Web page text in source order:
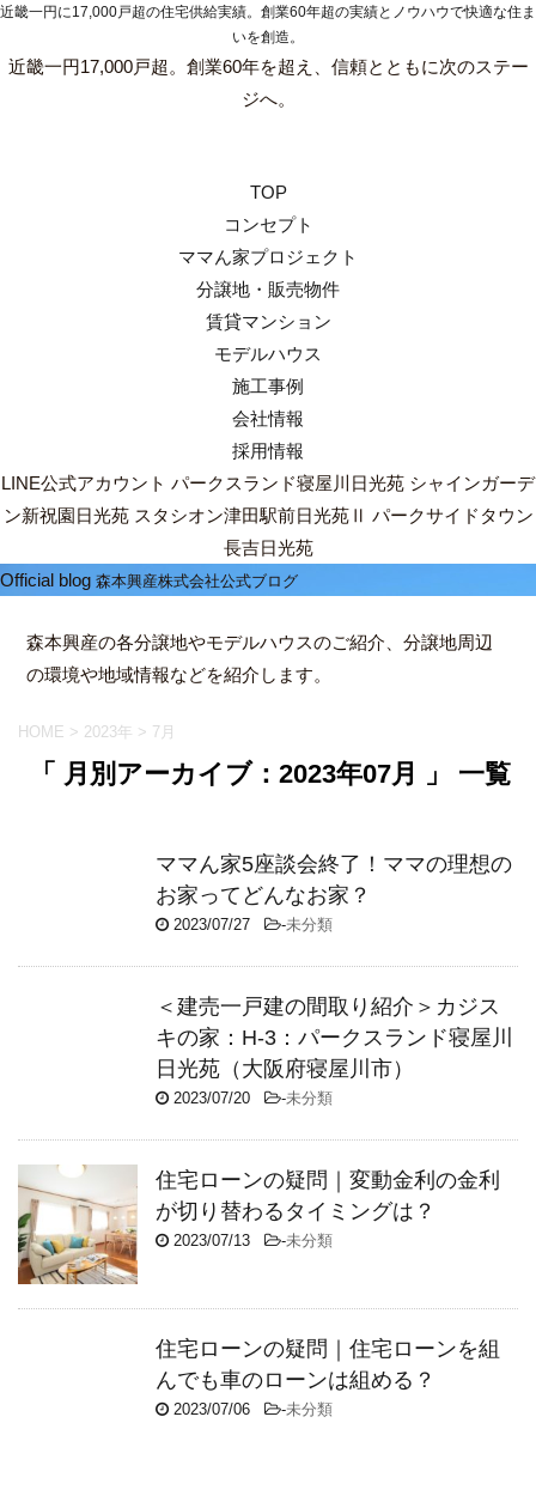
近畿一円に17,000戸超の住宅供給実績。創業60年超の実績とノウハウで快適な住ま
いを創造。
近畿一円17,000戸超。創業60年を超え、信頼とともに次のステー
ジへ。
TOP
コンセプト
ママん家プロジェクト
分譲地・販売物件
賃貸マンション
モデルハウス
施工事例
会社情報
採用情報
LINE公式アカウント パークスランド寝屋川日光苑 シャインガーデ
ン新祝園日光苑 スタシオン津田駅前日光苑Ⅱ パークサイドタウン
長吉日光苑
Official blog 森本興産株式会社公式ブログ
森本興産の各分譲地やモデルハウスのご紹介、分譲地周辺
の環境や地域情報などを紹介します。
HOME > 2023年 > 7月
「 月別アーカイブ：2023年07月 」 一覧
ママん家5座談会終了！ママの理想の
お家ってどんなお家？
2023/07/27 -未分類
＜建売一戸建の間取り紹介＞カジス
キの家：H-3：パークスランド寝屋川
日光苑（大阪府寝屋川市）
2023/07/20 -未分類
住宅ローンの疑問｜変動金利の金利
が切り替わるタイミングは？
2023/07/13 -未分類
住宅ローンの疑問｜住宅ローンを組
んでも車のローンは組める？
2023/07/06 -未分類